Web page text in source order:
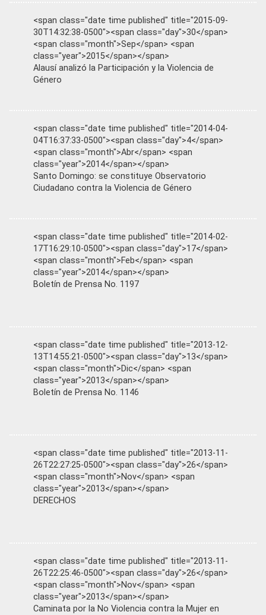
<span class="date time published" title="2015-09-
30T14:32:38-0500"><span class="day">30</span>
<span class="month">Sep</span> <span
class="year">2015</span></span>
Alausí analizó la Participación y la Violencia de
Género
<span class="date time published" title="2014-04-
04T16:37:33-0500"><span class="day">4</span>
<span class="month">Abr</span> <span
class="year">2014</span></span>
Santo Domingo: se constituye Observatorio
Ciudadano contra la Violencia de Género
<span class="date time published" title="2014-02-
17T16:29:10-0500"><span class="day">17</span>
<span class="month">Feb</span> <span
class="year">2014</span></span>
Boletín de Prensa No. 1197
<span class="date time published" title="2013-12-
13T14:55:21-0500"><span class="day">13</span>
<span class="month">Dic</span> <span
class="year">2013</span></span>
Boletín de Prensa No. 1146
<span class="date time published" title="2013-11-
26T22:27:25-0500"><span class="day">26</span>
<span class="month">Nov</span> <span
class="year">2013</span></span>
DERECHOS
<span class="date time published" title="2013-11-
26T22:25:46-0500"><span class="day">26</span>
<span class="month">Nov</span> <span
class="year">2013</span></span>
Caminata por la No Violencia contra la Mujer en